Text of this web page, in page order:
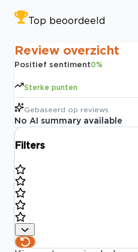
Top beoordeeld
Review overzicht
Positief sentiment0%
Sterke punten
Gebaseerd op reviews
No AI summary available
Filters